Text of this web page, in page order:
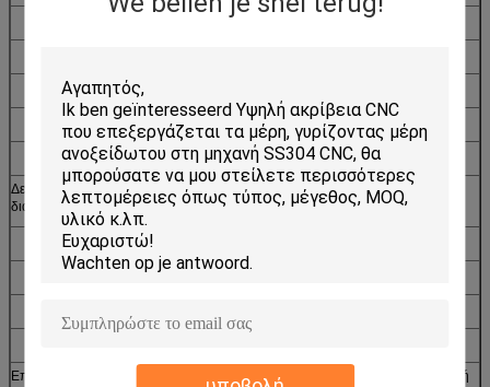
Πλαστικό σχήμα εγχύσεων
Ρίψη κύβων, ρίψη άμμου
Δευτεροβάθμιες
διαδικασίες
Συγκόλληση, ένωση
Αυλάκωση
Επεξεργασία επιφάνειας
Υποβάλτε σε ανοδική οξείδωση, υποβάλτε σε ανοδική